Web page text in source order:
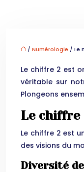
/ Numérologie / Le
Le chiffre 2 est
véritable sur
Plongeons
Le chiffre
Le chiffre 2 est
des visions du
Diversité